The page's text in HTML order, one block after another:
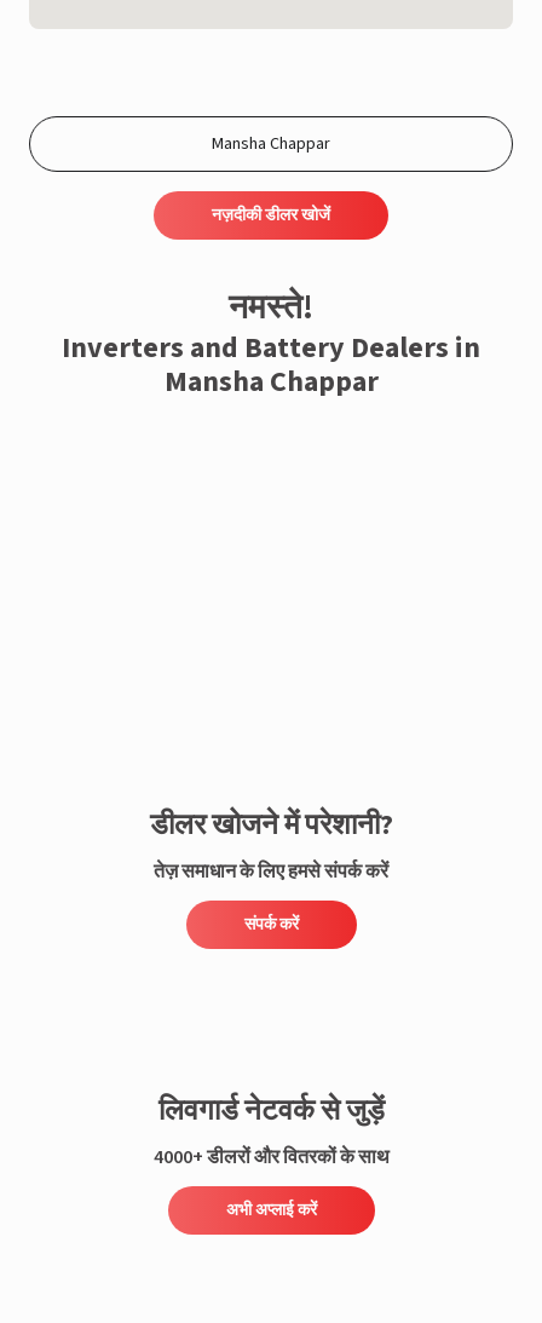
नज़दीकी डीलर खोजें
नमस्ते!
Inverters and Battery Dealers in
Mansha Chappar
डीलर खोजने में परेशानी?
तेज़ समाधान के लिए हमसे संपर्क करें
संपर्क करें
लिवगार्ड नेटवर्क से जुड़ें
4000+ डीलरों और वितरकों के साथ
अभी अप्लाई करें